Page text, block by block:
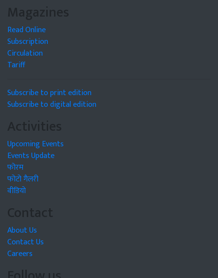
Magazines
Read Online
Subscription
Circulation
Tariff
Subscribe to print edition
Subscribe to digital edition
Activities
Upcoming Events
Events Update
फोरम
फोटो गैलरी
वीडियो
Contact
About Us
Contact Us
Careers